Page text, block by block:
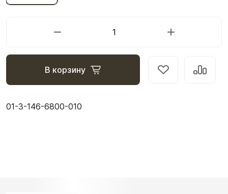
В корзину
01-3-146-6800-010